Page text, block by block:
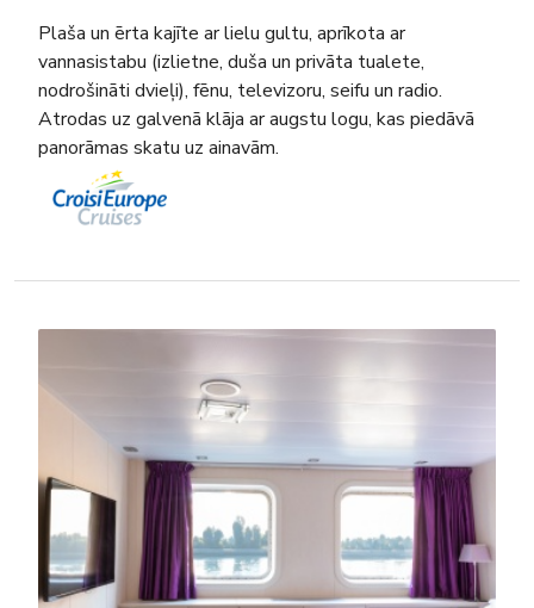
Plaša un ērta kajīte ar lielu gultu, aprīkota ar
vannasistabu (izlietne, duša un privāta tualete,
nodrošināti dvieļi), fēnu, televizoru, seifu un radio.
Atrodas uz galvenā klāja ar augstu logu, kas piedāvā
panorāmas skatu uz ainavām.